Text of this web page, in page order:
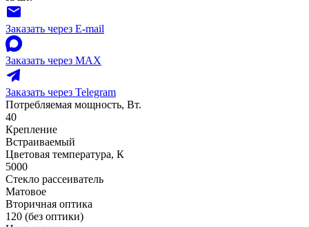
Заказать через E-mail
Заказать через MAX
Заказать через Telegram
Потребляемая мощность, Вт.
40
Крепление
Встраиваемый
Цветовая температура, К
5000
Стекло рассеиватель
Матовое
Вторичная оптика
120 (без оптики)